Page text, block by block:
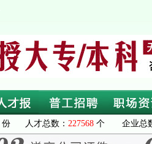
份 人才总数： 227568 个 企业总